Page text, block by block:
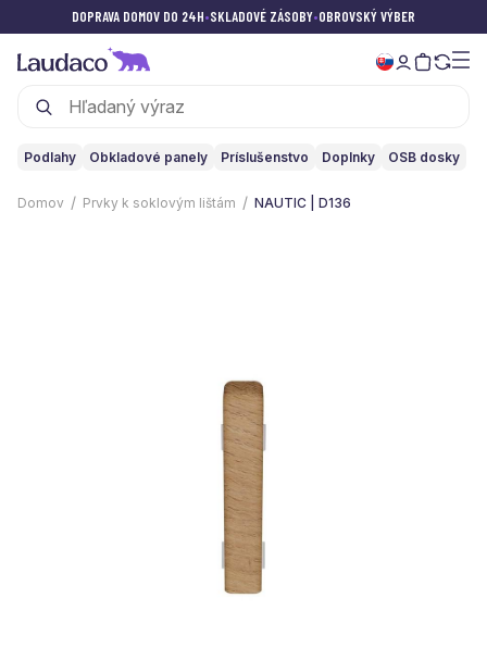
DOPRAVA DOMOV DO 24H•SKLADOVÉ ZÁSOBY•OBROVSKÝ VÝBER
Podlahy Obkladové panely Príslušenstvo Doplnky OSB dosky
Domov Prvky k soklovým lištám NAUTIC | D136